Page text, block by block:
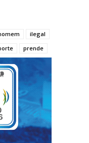
ilegal
prende